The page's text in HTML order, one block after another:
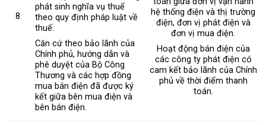
8
phát sinh nghĩa vụ thuế
theo quy định pháp luật về
thuế.
Căn cứ theo bảo lãnh của
Chính phủ, hướng dẫn và
phê duyệt của Bộ Công
Thương và các hợp đồng
mua bán điện đã được ký
kết giữa bên mua điện và
bên bán điện.
hệ thống điện và thị trường
điện, đơn vị phát điện và
đơn vị mua điện.
Hoạt động bán điện của
các công ty phát điện có
cam kết bảo lãnh của Chính
phủ về thời điểm thanh
toán.